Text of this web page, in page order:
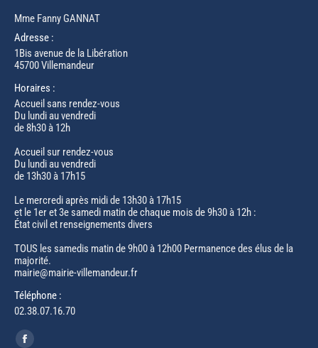
Mme Fanny GANNAT
Adresse :
1Bis avenue de la Libération
45700 Villemandeur
Horaires :
Accueil sans rendez-vous
Du lundi au vendredi
de 8h30 à 12h
Accueil sur rendez-vous
Du lundi au vendredi
de 13h30 à 17h15
Le mercredi après midi de 13h30 à 17h15
et le 1er et 3e samedi matin de chaque mois de 9h30 à 12h :
État civil et renseignements divers
TOUS les samedis matin de 9h00 à 12h00 Permanence des élus de la
majorité.
mairie@mairie-villemandeur.fr
Téléphone :
02.38.07.16.70
Trouvez nous sur :